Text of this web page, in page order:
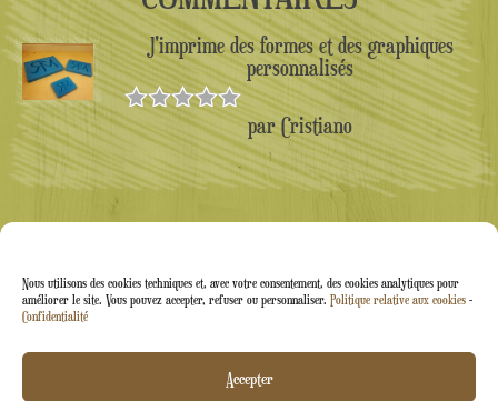
Nous utilisons des cookies techniques et, avec votre consentement, des cookies analytiques pour
améliorer le site. Vous pouvez accepter, refuser ou personnaliser. Politique relative aux cookies -
Confidentialité
Accepter
J'imprime des formes et des graphiques
personnalisés
Note 5sur
5
par Cristiano
Arti&Inventive ® 2005-2026 | Numéro de TVA :